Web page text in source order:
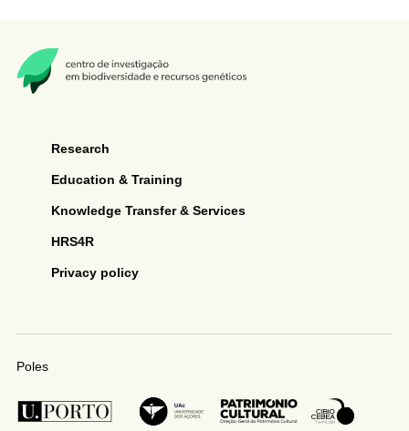
Research
Education & Training
Knowledge Transfer & Services
HRS4R
Privacy policy
Poles